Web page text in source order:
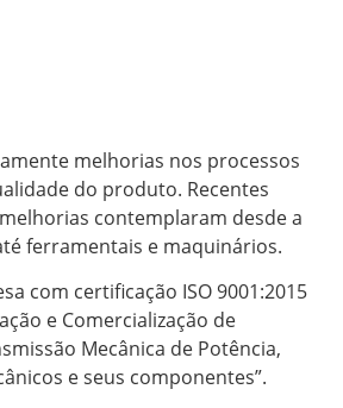
melhorias nos processos
do produto. Recentes
contemplaram desde a
ferramentais e maquinários.
com certificação ISO 9001:2015
e Comercialização de
Mecânica de Potência,
e seus componentes”.